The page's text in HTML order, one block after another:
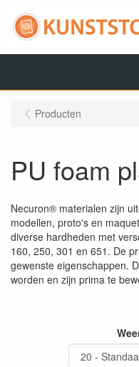
Producten
PU foam
Necuron® materialen zijn
modellen, proto's en
diverse hardheden met
160, 250, 301 en 651. De
gewenste eigenschappen.
worden en zijn prima te